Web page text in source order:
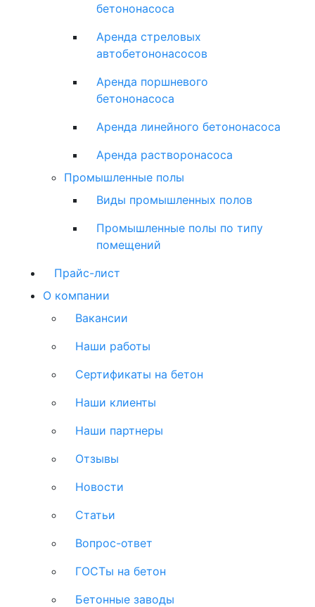
бетононасоса
Аренда стреловых
автобетононасосов
Аренда поршневого
бетононасоса
Аренда линейного бетононасоса
Аренда растворонасоса
Промышленные полы
Виды промышленных полов
Промышленные полы по типу
помещений
Прайс-лист
О компании
Вакансии
Наши работы
Сертификаты на бетон
Наши клиенты
Наши партнеры
Отзывы
Новости
Статьи
Вопрос-ответ
ГОСТы на бетон
Бетонные заводы